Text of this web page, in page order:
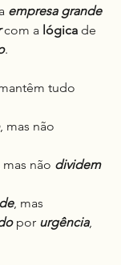
empresa grande
com a lógica de
.
tudo
, mas não
mas não dividem
, mas
por urgência,